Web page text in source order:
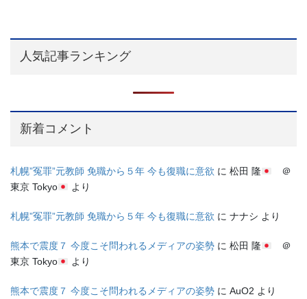
人気記事ランキング
新着コメント
札幌”冤罪”元教師 免職から５年 今も復職に意欲 に 松田 隆
＠
東京 Tokyo
より
札幌”冤罪”元教師 免職から５年 今も復職に意欲 に ナナシ より
熊本で震度７ 今度こそ問われるメディアの姿勢 に 松田 隆
＠
東京 Tokyo
より
熊本で震度７ 今度こそ問われるメディアの姿勢 に AuO2 より